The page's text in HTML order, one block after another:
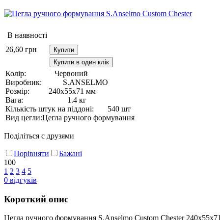
В наявності
26,60 грн
Купити
Купити в один клік
Колір:
Червоний
Виробник:
S.ANSELMO
Розмір:
240х55х71 мм
Вага:
1.4 кг
Кількість штук на піддоні:
540 шт
Вид цегли:Цегла ручного формування
Поділіться с друзями
Порівняти
Бажані
100
1 2 3 4 5
0 відгуків
Короткий опис
Цегла ручного формування S.Anselmo Custom Chester